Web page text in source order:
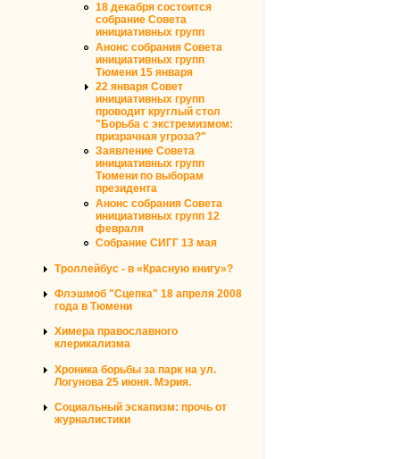
18 декабря состоится
собрание Совета
инициативных групп
Анонс собрания Совета
инициативных групп
Тюмени 15 января
22 января Совет
инициативных групп
проводит круглый стол
"Борьба с экстремизмом:
призрачная угроза?"
Заявление Совета
инициативных групп
Тюмени по выборам
президента
Анонс собрания Совета
инициативных групп 12
февраля
Собрание СИГГ 13 мая
Троллейбус - в «Красную книгу»?
Флэшмоб "Сцепка" 18 апреля 2008
года в Тюмени
Химера православного
клерикализма
Хроника борьбы за парк на ул.
Логунова 25 июня. Мэрия.
Социальный эскапизм: прочь от
журналистики